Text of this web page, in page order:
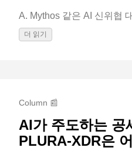
A. Mythos 같은 AI 신위협
더 읽기
Column 📰
AI가 주도하는 공
PLURA-XDR은